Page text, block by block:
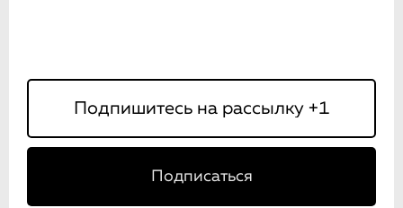
Подписаться